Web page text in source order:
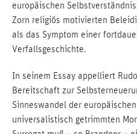
europäischen
Zorn religiös motivierten
als das Symptom einer
Verfallsgeschichte.
In seinem Essay appelliert
Bereitschaft zur
Sinneswandel der
universalistisch getrimmten